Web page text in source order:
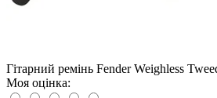
Гітарний ремінь Fender Weighless
Моя оцінка: